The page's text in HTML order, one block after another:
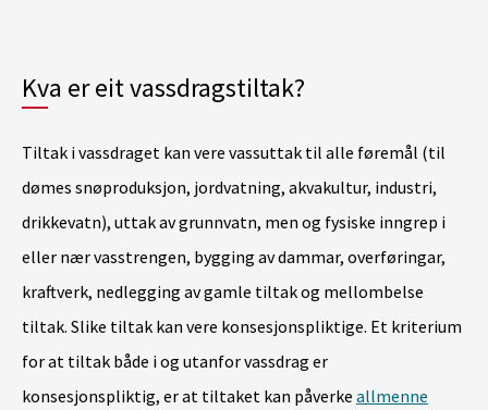
Kva er eit vassdragstiltak?
Tiltak i vassdraget kan vere vassuttak til alle føremål (til
dømes snøproduksjon, jordvatning, akvakultur, industri,
drikkevatn), uttak av grunnvatn, men og fysiske inngrep i
eller nær vasstrengen, bygging av dammar, overføringar,
kraftverk, nedlegging av gamle tiltak og mellombelse
tiltak. Slike tiltak kan vere konsesjonspliktige. Et kriterium
for at tiltak både i og utanfor vassdrag er
konsesjonspliktig, er at tiltaket kan påverke allmenne